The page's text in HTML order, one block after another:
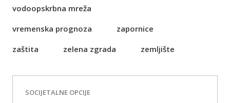
vodoopskrbna mreža
vremenska prognoza
zapornice
zaštita
zelena zgrada zemljište
SOCIJETALNE OPCIJE